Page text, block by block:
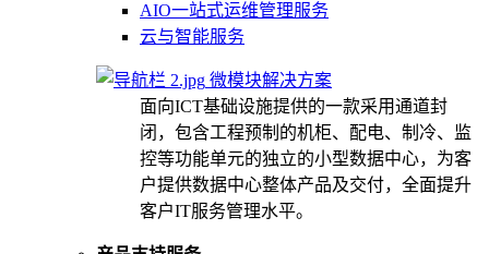
AIO一站式运维管理服务
云与智能服务
微模块解决方案
面向ICT基础设施提供的一款采用通道封
闭，包含工程预制的机柜、配电、制冷、监
控等功能单元的独立的小型数据中心，为客
户提供数据中心整体产品及交付，全面提升
客户IT服务管理水平。